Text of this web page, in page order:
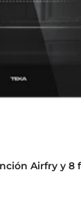
Airfry y 8